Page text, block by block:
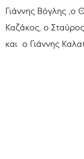
Γιάννης Βόγλης
Καζάκος, ο
και ο Γιάννης